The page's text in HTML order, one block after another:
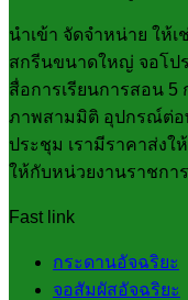
นำเข้า จัดจำหน่าย ให้
สกรีนขนาดใหญ่ จอโปร
สื่อการเรียนการสอน 5
ภาพสามมิติ อุปกรณ์ต่อ
ประชุม เรามีราคาส่ง
ให้กับหน่วยงานราชการ
Fast link
กระดานอัจฉริยะ
จอสัมผัสอัจฉริยะ